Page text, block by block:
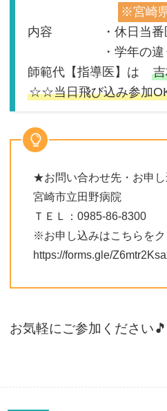
※宮崎
内容 ・休日当番医
・学年の違う学
師範代【指導医】は
☆☆当日飛び込み参加
★お問い合わせ先・お申
宮崎市立田野病院
ＴＥＬ：0985-86-8300
※お申し込みはこちらを
https://forms.gle/
お気軽にご参加ください🎵